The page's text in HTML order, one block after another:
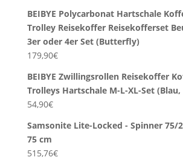
BEIBYE Polycarbonat Hartschale
Trolley Reisekoffer Reisekofferset
3er oder 4er Set (Butterfly)
179,90€
BEIBYE Zwillingsrollen Reisekoffer
Trolleys Hartschale M-L-XL-Set (Blau,
54,90€
Samsonite Lite-Locked - Spinner 75/
75 cm
515,76€